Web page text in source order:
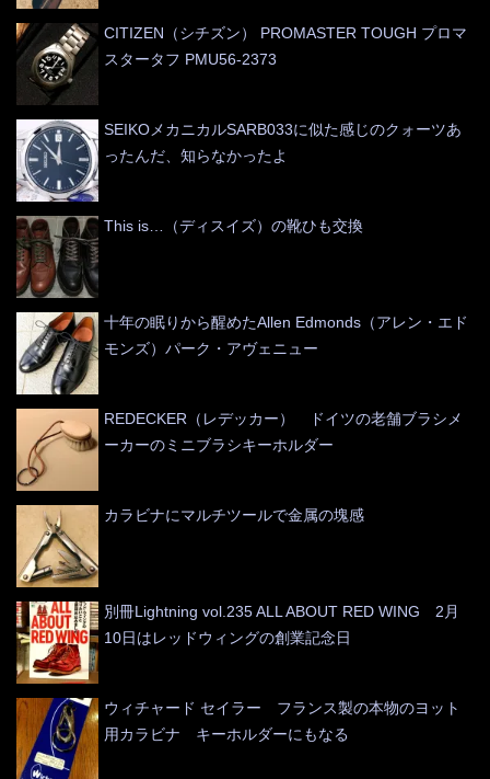
CITIZEN（シチズン） PROMASTER TOUGH プロマ
スタータフ PMU56-2373
SEIKOメカニカルSARB033に似た感じのクォーツあ
ったんだ、知らなかったよ
This is…（ディスイズ）の靴ひも交換
十年の眠りから醒めたAllen Edmonds（アレン・エド
モンズ）パーク・アヴェニュー
REDECKER（レデッカー） ドイツの老舗ブラシメ
ーカーのミニブラシキーホルダー
カラビナにマルチツールで金属の塊感
別冊Lightning vol.235 ALL ABOUT RED WING 2月
10日はレッドウィングの創業記念日
ウィチャード セイラー フランス製の本物のヨット
用カラビナ キーホルダーにもなる